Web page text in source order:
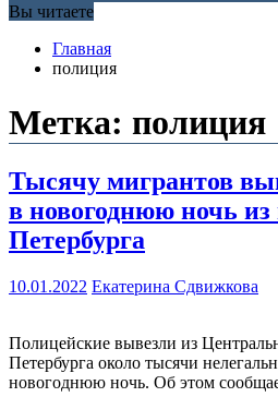
Вы читаете
Главная
полиция
Метка: полиция
Тысячу мигрантов
в новогоднюю ночь из
Петербурга
10.01.2022 Екатерина Сдвижкова
Полицейские вывезли из
Петербурга около тысячи
новогоднюю ночь. Об этом